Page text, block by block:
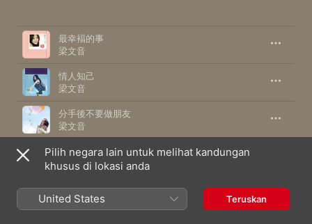
最幸褔的事
梁文音
情人知己
梁文音
分手後不要做朋友
梁文音
滿滿
梁文音, 王铮亮
幸福的忘記 (《女王的誕生》插曲) [feat. 梁文音]
孫耀威
Pilih negara lain untuk melihat kandungan
khusus di lokasi anda
United States Teruskan